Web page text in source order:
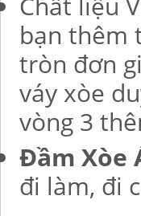
bạn thêm
tròn đơn
váy xòe
vòng 3
Đầm Xòe
đi làm, đi